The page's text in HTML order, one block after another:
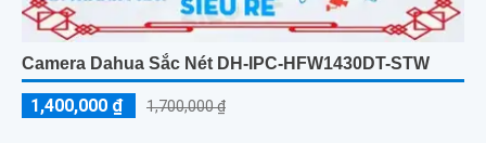
Camera Dahua Sắc Nét DH-IPC-HFW1430DT-STW
1,400,000 ₫ 1,700,000 ₫